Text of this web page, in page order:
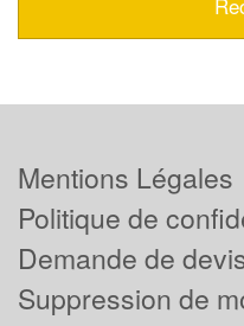
Mentions Légales
Politique de
Demande de
Suppression de